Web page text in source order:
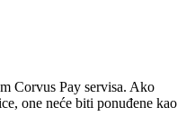
Corvus Pay servisa. Ako
one neće biti ponuđene kao